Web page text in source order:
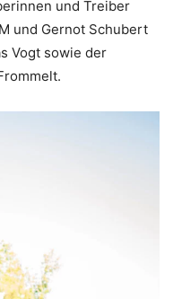
und Treiber
und Gernot Schubert
Vogt sowie der